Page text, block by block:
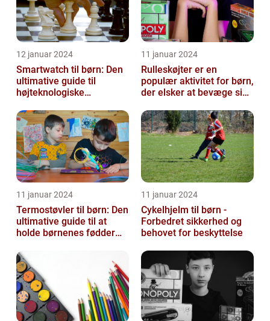
12 januar 2024
Smartwatch til børn: Den
ultimative guide til
højteknologiske
11 januar 2024
Rulleskøjter er en
populær aktivitet for børn,
der elsker at bevæge sig
11 januar 2024
Termostøvler til børn: Den
ultimative guide til at
holde børnenes fødder
11 januar 2024
Cykelhjelm til børn -
Forbedret sikkerhed og
behovet for beskyttelse